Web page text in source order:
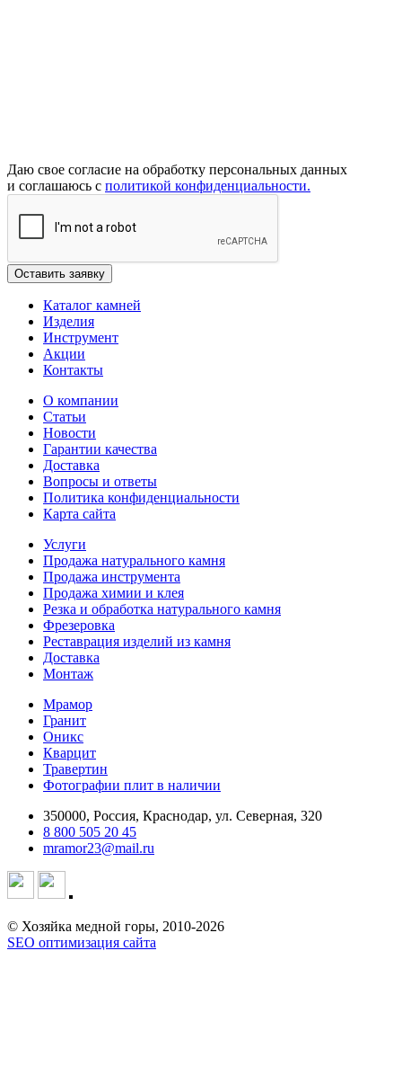
Даю свое согласие на обработку персональных данных
и соглашаюсь с политикой конфиденциальности.
Каталог камней
Изделия
Инструмент
Акции
Контакты
О компании
Статьи
Новости
Гарантии качества
Доставка
Вопросы и ответы
Политика конфиденциальности
Карта сайта
Услуги
Продажа натурального камня
Продажа инструмента
Продажа химии и клея
Резка и обработка натурального камня
Фрезеровка
Реставрация изделий из камня
Доставка
Монтаж
Мрамор
Гранит
Оникс
Кварцит
Травертин
Фотографии плит в наличии
350000, Россия, Краснодар, ул. Северная, 320
8 800 505 20 45
mramor23@mail.ru
© Хозяйка медной горы, 2010-2026
SEO оптимизация сайта